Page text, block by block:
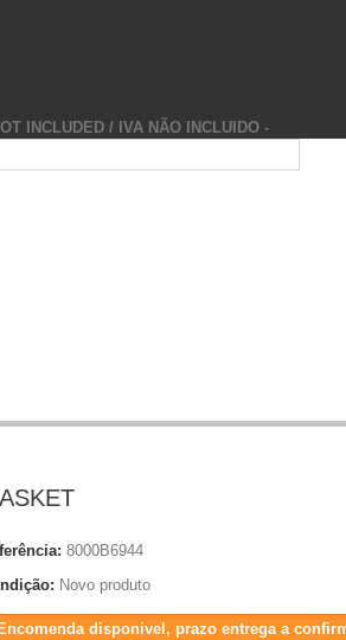
INCLUDED / IVA NÃO INCLUIDO -
8000B6944
Novo produto
Encomenda disponivel, prazo entrega a